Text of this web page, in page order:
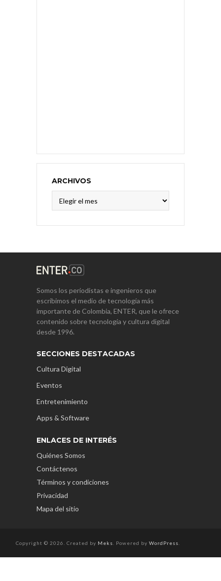
ARCHIVOS
Somos los periodistas e ingenieros que
escribimos el medio de tecnología más
importante de Colombia, ENTER, que le ofrece
contenido sobre tecnología y cultura digital
desde 1996.
SECCIONES DESTACADAS
Cultura Digital
Eventos
Entretenimiento
Apps & Software
ENLACES DE INTERÉS
Quiénes Somos
Contáctenos
Términos y condiciones
Privacidad
Mapa del sitio
Copyright © 2026. Created by Meks . Powered by WordPress